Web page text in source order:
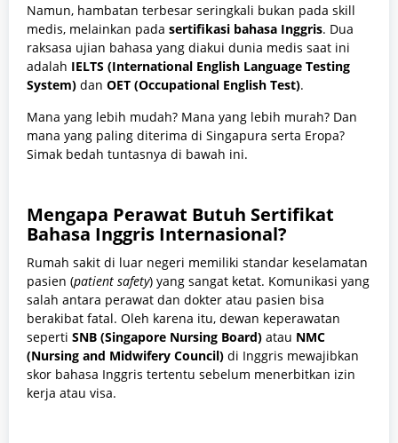
Namun, hambatan terbesar seringkali bukan pada skill
medis, melainkan pada sertifikasi bahasa Inggris. Dua
raksasa ujian bahasa yang diakui dunia medis saat ini
adalah IELTS (International English Language Testing
System) dan OET (Occupational English Test).
Mana yang lebih mudah? Mana yang lebih murah? Dan
mana yang paling diterima di Singapura serta Eropa?
Simak bedah tuntasnya di bawah ini.
Mengapa Perawat Butuh Sertifikat
Bahasa Inggris Internasional?
Rumah sakit di luar negeri memiliki standar keselamatan
pasien (patient safety) yang sangat ketat. Komunikasi yang
salah antara perawat dan dokter atau pasien bisa
berakibat fatal. Oleh karena itu, dewan keperawatan
seperti SNB (Singapore Nursing Board) atau NMC
(Nursing and Midwifery Council) di Inggris mewajibkan
skor bahasa Inggris tertentu sebelum menerbitkan izin
kerja atau visa.